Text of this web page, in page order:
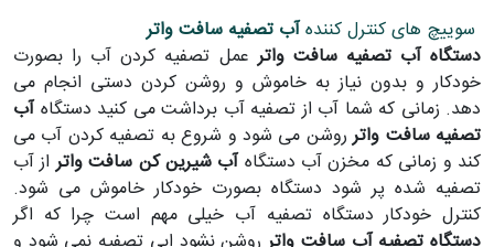
سوییچ های کنترل کنندهآب تصفیه سافت واتر
دستگاه آب تصفیه سافت واترعمل تصفیه کردن آب را بصورت
خودکار و بدون نیاز به خاموش و روشن کردن دستی انجام می
دهد. زمانی که شما آب از تصفیه آب برداشت می کنید دستگاهآب
تصفیه سافت واترروشن می شود و شروع به تصفیه کردن آب می
کند و زمانی که مخزن آب دستگاهآب شیرین کن سافت واتراز آب
تصفیه شده پر شود دستگاه بصورت خودکار خاموش می شود.
کنترل خودکار دستگاه تصفیه آب خیلی مهم است چرا که اگر